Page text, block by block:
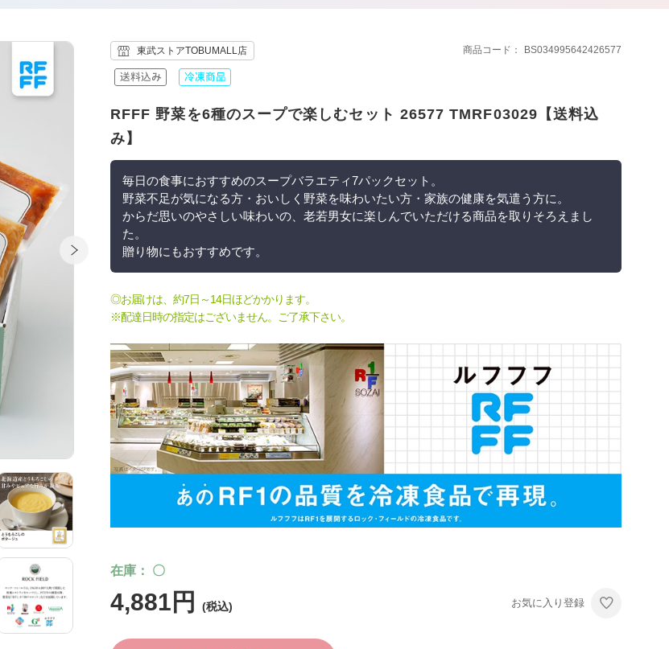
RFFF 野菜を6種のスープで楽しむセット 26577 TMRF03029【送料込
み】
在庫 〇
4,881円 お気に入り登録
東武ストアTOBUMALL店 商品コード BS034995642426577
毎日の食事におすすめのスープバラエティ7パックセット。
野菜不足が気になる方・おいしく野菜を味わいたい方・家族の健康を気遣う方に。
からだ思いのやさしい味わいの、老若男女に楽しんでいただける商品を取りそろえまし
た。
贈り物にもおすすめです。
◎お届けは、約7日～14日ほどかかります。
※配達日時の指定はございません。ご了承下さい。